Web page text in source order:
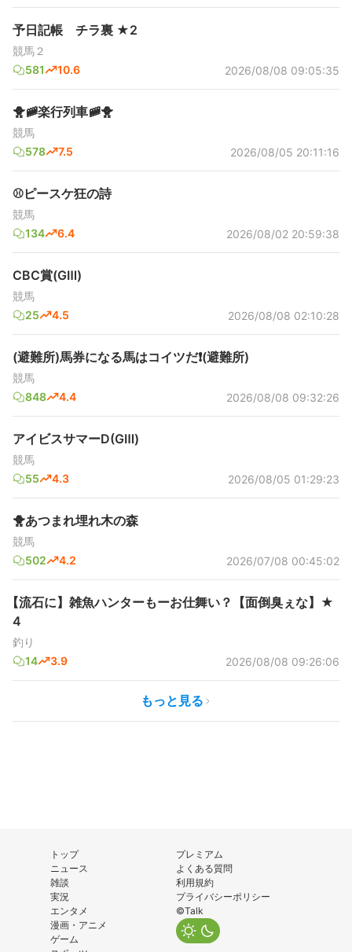
予日記帳 チラ裏 ★2
競馬２
581
10.6 2026/08/08 09:05:35
🐥🚞楽行列車🚞🐥
競馬
578
7.5 2026/08/05 20:11:16
⚾ピースケ狂の詩
競馬
134
6.4 2026/08/02 20:59:38
CBC賞(GⅢ)
競馬
25
4.5 2026/08/08 02:10:28
(避難所)馬券になる馬はコイツだ❗(避難所)
競馬
848
4.4 2026/08/08 09:32:26
アイビスサマーD(GⅢ)
競馬
55
4.3 2026/08/05 01:29:23
🐥あつまれ埋れ木の森
競馬
502
4.2 2026/07/08 00:45:02
【流石に】雑魚ハンターもーお仕舞い？【面倒臭ぇな】★
4
釣り
14
3.9 2026/08/08 09:26:06
もっと見る
トップ
ニュース
雑談
実況
エンタメ
漫画・アニメ
ゲーム
プレミアム
よくある質問
利用規約
プライバシーポリシー
©Talk